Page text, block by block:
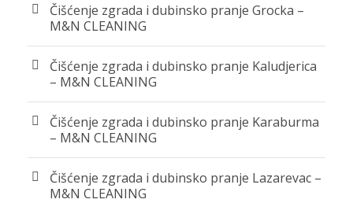
Čišćenje zgrada i dubinsko pranje Grocka –
M&N CLEANING
Čišćenje zgrada i dubinsko pranje Kaludjerica
– M&N CLEANING
Čišćenje zgrada i dubinsko pranje Karaburma
– M&N CLEANING
Čišćenje zgrada i dubinsko pranje Lazarevac –
M&N CLEANING